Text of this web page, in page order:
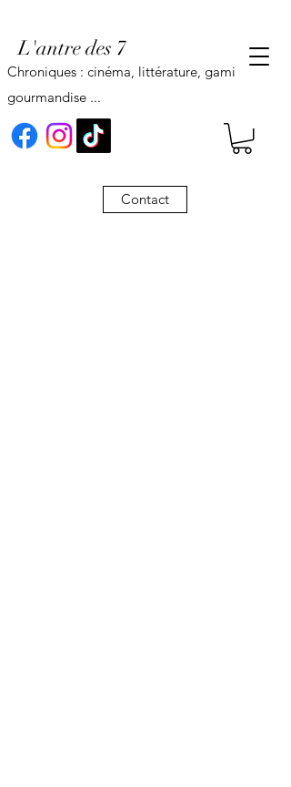
L'antre des 7
Contact
Chroniques : cinéma, littérature, gaming,
gourmandise ...